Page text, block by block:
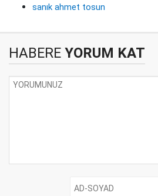
sanık ahmet tosun
HABERE YORUM KAT